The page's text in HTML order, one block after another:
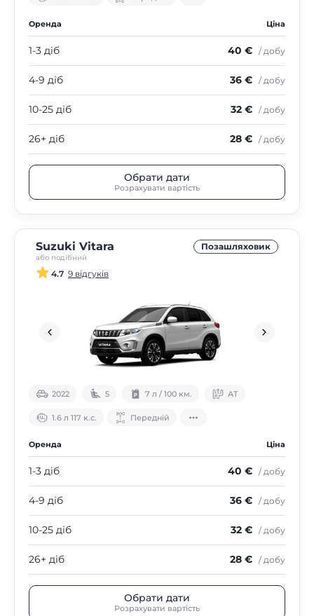
Оренда Ціна
1-3 діб 40 € / добу
4-9 діб 36 € / добу
10-25 діб 32 € / добу
26+ діб 28 € / добу
Обрати дати
Розрахувати вартість
Suzuki Vitara
або подібний
Позашляховик
4.7 9 відгуків
2022 5 7 л / 100 км. АТ
1.6 л 117 к.с. Передній
Оренда Ціна
1-3 діб 40 € / добу
4-9 діб 36 € / добу
10-25 діб 32 € / добу
26+ діб 28 € / добу
Обрати дати
Розрахувати вартість